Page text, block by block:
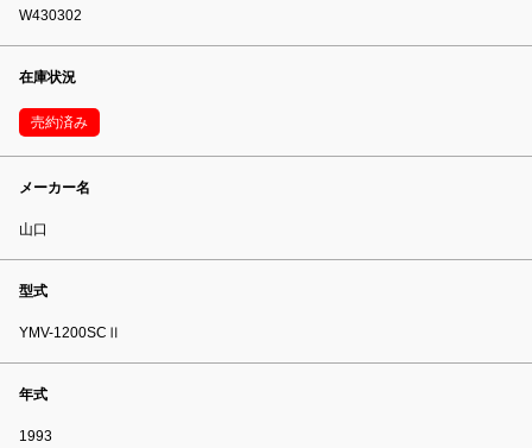
W430302
在庫状況
売約済み
メーカー名
山口
型式
YMV-1200SCⅡ
年式
1993